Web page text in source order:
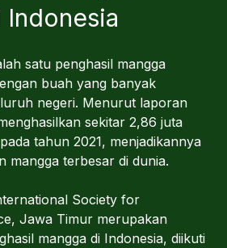
Indonesia
satu penghasil mangga
buah yang banyak
negeri. Menurut laporan
sekitar 2,86 juta
tahun 2021, menjadikannya
mangga terbesar di dunia.
Society for
Jawa Timur merupakan
mangga di Indonesia, diikuti